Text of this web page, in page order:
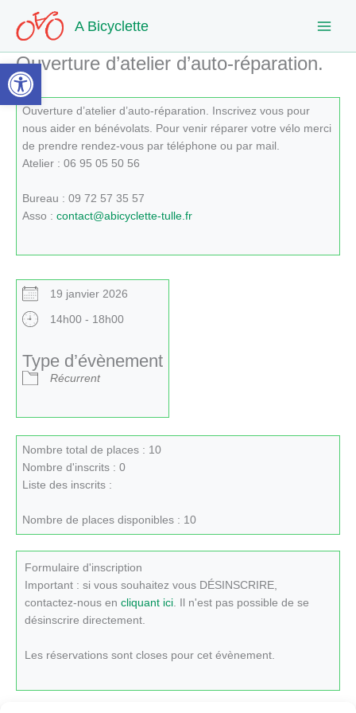
Ouvrir la barre d’outils
contenu
A Bicyclette
Ouverture d’atelier d’auto-réparation.
Ouverture d’atelier d’auto-réparation. Inscrivez vous pour
nous aider en bénévolats. Pour venir réparer votre vélo merci
de prendre rendez-vous par téléphone ou par mail.
Atelier : 06 95 05 50 56
Bureau : 09 72 57 35 57
Asso : contact@abicyclette-tulle.fr
19 janvier 2026
14h00 - 18h00
Type d’évènement
Récurrent
Nombre total de places : 10
Nombre d'inscrits : 0
Liste des inscrits :
Nombre de places disponibles : 10
Formulaire d'inscription
Important : si vous souhaitez vous DÉSINSCRIRE,
contactez-nous en cliquant ici. Il n'est pas possible de se
désinscrire directement.
Les réservations sont closes pour cet évènement.